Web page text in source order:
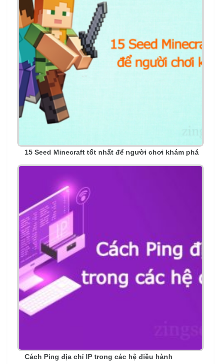
15 Seed Minecraft tốt nhất để người chơi khám phá
Cách Ping địa chỉ IP trong các hệ điều hành